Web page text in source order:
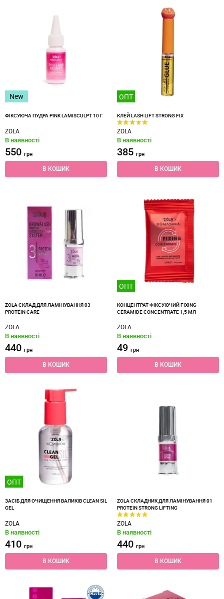
New
ФІКСУЮЧА ПУДРА PINK LAMISCULPT 10 Г
ZOLA
В наявності
550 грн
В КОШИК
ОПТ
КЛЕЙ LASH LIFT STRONG FIX
ZOLA
В наявності
385 грн
В КОШИК
ZOLA СКЛАД ДЛЯ ЛАМІНУВАННЯ 03
PROTEIN CARE
ZOLA
В наявності
440 грн
В КОШИК
ОПТ
КОНЦЕНТРАТ ФІКСУЮЧИЙ FIXING
CERAMIDE CONCENTRATE 1,5 МЛ
ZOLA
В наявності
49 грн
В КОШИК
ОПТ
ЗАСІБ ДЛЯ ОЧИЩЕННЯ ВАЛИКІВ CLEAN SIL
GEL
ZOLA
В наявності
410 грн
В КОШИК
ZOLA СКЛАДНИК ДЛЯ ЛАМІНУВАННЯ 01
PROTEIN STRONG LIFTING
ZOLA
В наявності
440 грн
В КОШИК